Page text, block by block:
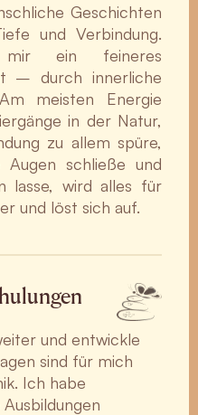
Geschichten
und Verbindung.
mir ein feineres
– durch innerliche
meisten Energie
in der Natur,
zu allem spüre,
schließe und
lasse, wird alles für
und löst sich auf.
und entwickle
sind für mich
Ich habe